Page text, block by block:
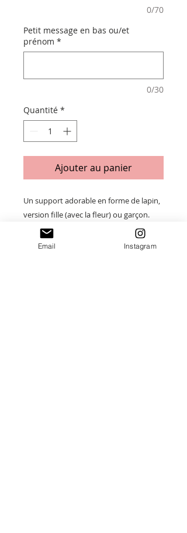
0/70
Petit message en bas ou/et
prénom *
0/30
Quantité *
Ajouter au panier
Un support adorable en forme de lapin,
version fille (avec la fleur) ou garçon.
Gravé au prénom de l'enfant, il garde les
lunettes bien en place tout en ajoutant
Email Instagram